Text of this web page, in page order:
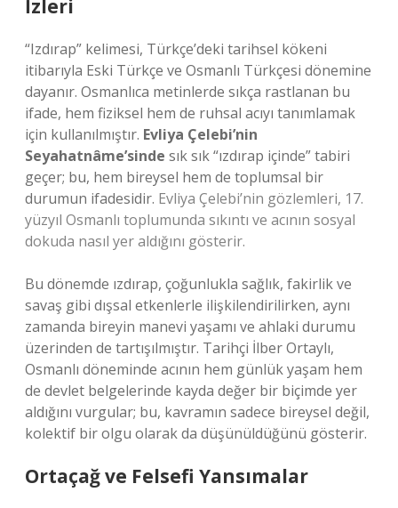
İzleri
“Izdırap” kelimesi, Türkçe’deki tarihsel kökeni
itibarıyla Eski Türkçe ve Osmanlı Türkçesi dönemine
dayanır. Osmanlıca metinlerde sıkça rastlanan bu
ifade, hem fiziksel hem de ruhsal acıyı tanımlamak
için kullanılmıştır. Evliya Çelebi’nin
Seyahatnâme’sinde sık sık “ızdırap içinde” tabiri
geçer; bu, hem bireysel hem de toplumsal bir
durumun ifadesidir. Evliya Çelebi’nin gözlemleri, 17.
yüzyıl Osmanlı toplumunda sıkıntı ve acının sosyal
dokuda nasıl yer aldığını gösterir.
Bu dönemde ızdırap, çoğunlukla sağlık, fakirlik ve
savaş gibi dışsal etkenlerle ilişkilendirilirken, aynı
zamanda bireyin manevi yaşamı ve ahlaki durumu
üzerinden de tartışılmıştır. Tarihçi İlber Ortaylı,
Osmanlı döneminde acının hem günlük yaşam hem
de devlet belgelerinde kayda değer bir biçimde yer
aldığını vurgular; bu, kavramın sadece bireysel değil,
kolektif bir olgu olarak da düşünüldüğünü gösterir.
Ortaçağ ve Felsefi Yansımalar